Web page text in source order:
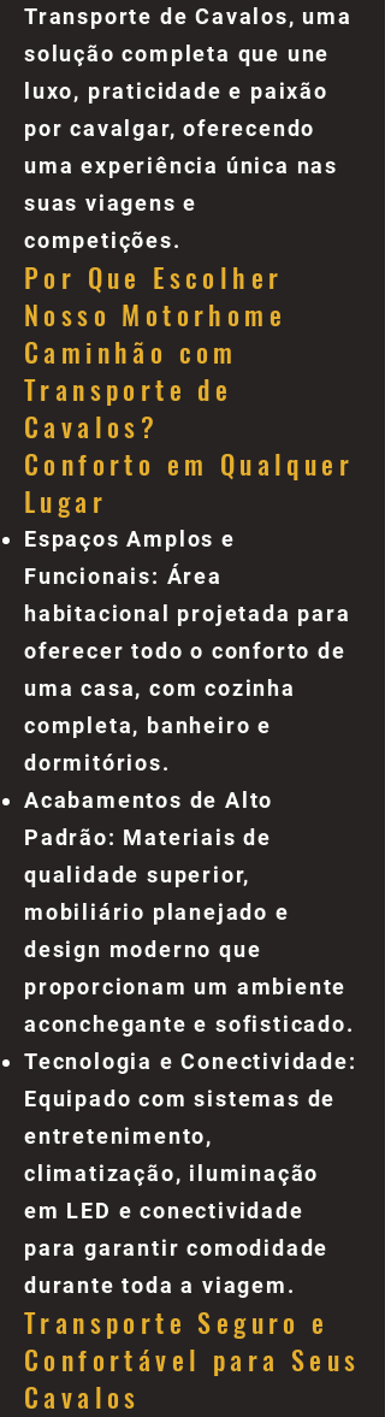
Transporte de Cavalos, uma
solução completa que une
luxo, praticidade e paixão
por cavalgar, oferecendo
uma experiência única nas
suas viagens e
competições.
Por Que Escolher
Nosso Motorhome
Caminhão com
Transporte de
Cavalos?
Conforto em Qualquer
Lugar
Espaços Amplos e
Funcionais: Área
habitacional projetada para
oferecer todo o conforto de
uma casa, com cozinha
completa, banheiro e
dormitórios.
Acabamentos de Alto
Padrão: Materiais de
qualidade superior,
mobiliário planejado e
design moderno que
proporcionam um ambiente
aconchegante e sofisticado.
Tecnologia e Conectividade:
Equipado com sistemas de
entretenimento,
climatização, iluminação
em LED e conectividade
para garantir comodidade
durante toda a viagem.
Transporte Seguro e
Confortável para Seus
Cavalos